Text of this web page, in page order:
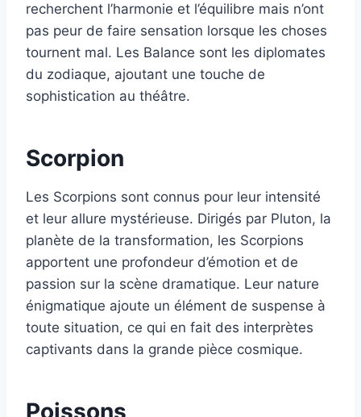
recherchent l’harmonie et l’équilibre mais n’ont
pas peur de faire sensation lorsque les choses
tournent mal. Les Balance sont les diplomates
du zodiaque, ajoutant une touche de
sophistication au théâtre.
Scorpion
Les Scorpions sont connus pour leur intensité
et leur allure mystérieuse. Dirigés par Pluton, la
planète de la transformation, les Scorpions
apportent une profondeur d’émotion et de
passion sur la scène dramatique. Leur nature
énigmatique ajoute un élément de suspense à
toute situation, ce qui en fait des interprètes
captivants dans la grande pièce cosmique.
Poissons